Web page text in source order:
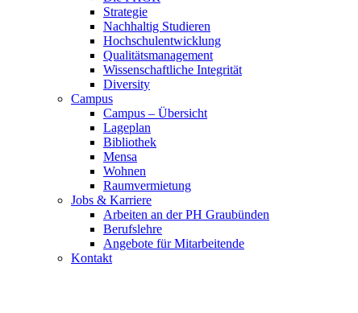
Strategie
Nachhaltig Studieren
Hochschulentwicklung
Qualitätsmanagement
Wissenschaftliche Integrität
Diversity
Campus
Campus – Übersicht
Lageplan
Bibliothek
Mensa
Wohnen
Raumvermietung
Jobs & Karriere
Arbeiten an der PH Graubünden
Berufslehre
Angebote für Mitarbeitende
Kontakt